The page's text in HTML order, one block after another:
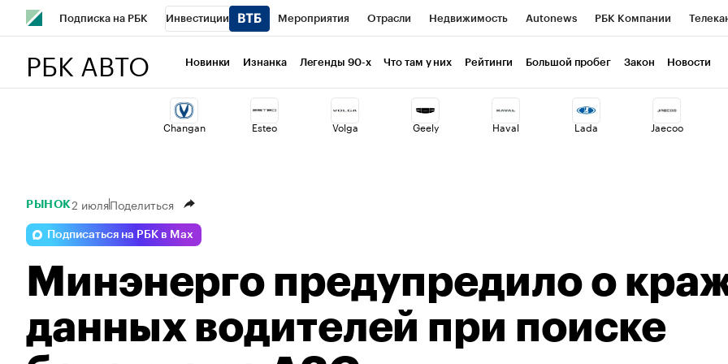
Подписка на РБК Инвестиции Мероприятия Отрасли Недвижимость Autonews РБК Компании
Национальные проекты
РБК Бизнес-среда Дискуссионный клуб Исследования Кредитные рейтинги Франшизы Газета Спецпроекты
Проверка контрагентов Политика Экономика Бизнес Технологии и медиа Финансы Рынок
РБК АВТО Новинки Изнанка Легенды 90-х Что там у них Рейтинги Большой пробег Закон Новости
Changan Esteo Volga Geely Haval Lada Jaecoo
РЫНОК 2 июляПоделиться
Подписаться на РБК в Max
Минэнерго предупредило о
данных водителей при поиске